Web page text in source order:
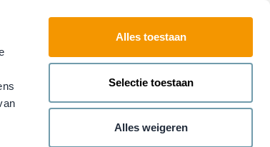
Alles toestaan
Selectie toestaan
Alles weigeren
menu
Plan nu je
afspraak!
Contact